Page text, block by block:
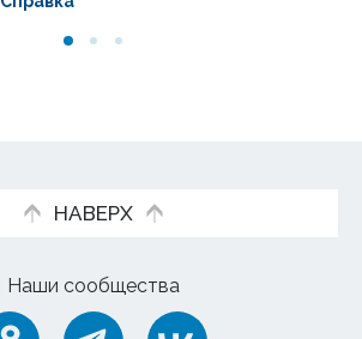
НАВЕРХ
Наши сообщества